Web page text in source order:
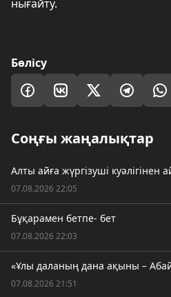
нығайту.
Бөлісу
Соңғы жаңалықтар
Алты айға жүргізуші куәлігінен
07.08.2026 22:05
Бұқарамен бетпе- бет
07.08.2026 22:03
«Ұлы даланың дана ақыны –
07.08.2026 21:51